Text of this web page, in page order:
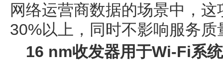
网络运营商数据的场景中，
30%以上，同时不影响服务质
16 nm收发器用于Wi-Fi系